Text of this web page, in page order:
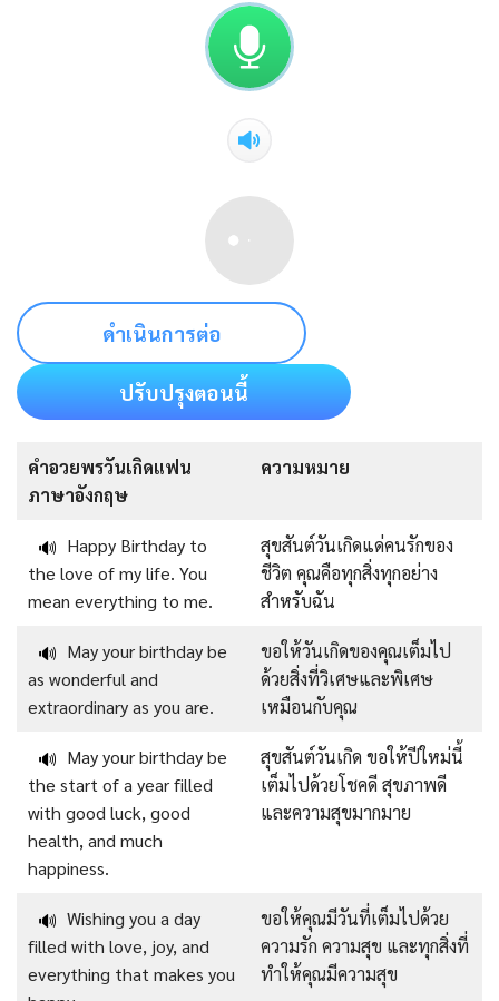
ดำเนินการต่อ
ปรับปรุงตอนนี้
คําอวยพรวันเกิดแฟน
ภาษาอังกฤษ
ความหมาย
🔊 Happy Birthday to
the love of my life. You
mean everything to me.
สุขสันต์วันเกิดแด่คนรักของ
ชีวิต คุณคือทุกสิ่งทุกอย่าง
สำหรับฉัน
🔊 May your birthday be
as wonderful and
extraordinary as you are.
ขอให้วันเกิดของคุณเต็มไป
ด้วยสิ่งที่วิเศษและพิเศษ
เหมือนกับคุณ
🔊 May your birthday be
the start of a year filled
with good luck, good
health, and much
happiness.
สุขสันต์วันเกิด ขอให้ปีใหม่นี้
เต็มไปด้วยโชคดี สุขภาพดี
และความสุขมากมาย
🔊 Wishing you a day
filled with love, joy, and
everything that makes you
ขอให้คุณมีวันที่เต็มไปด้วย
ความรัก ความสุข และทุกสิ่งที่
ทำให้คุณมีความสุข